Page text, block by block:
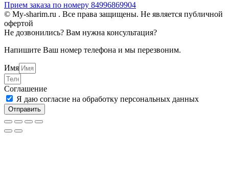
Прием заказа по номеру 84996869904
© My-sharim.ru . Все права защищены. Не является публичной
офертой
Не дозвонились? Вам нужна консультация?
Напишите Ваш номер телефона и мы перезвоним.
Имя
Соглашение
Я даю согласие на обработку персональных данных
Отправить